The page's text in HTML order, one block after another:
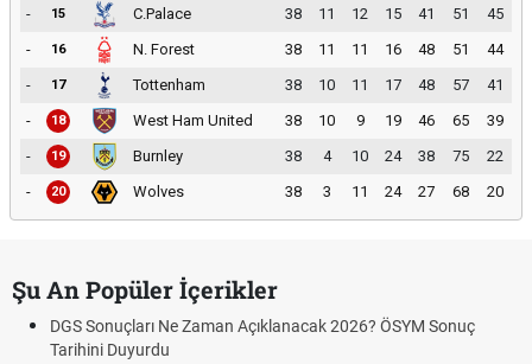
-
15 C.Palace 38 11 12 15 41 51
45
-
16 N. Forest 38 11 11 16 48 51
44
-
17 Tottenham 38 10 11 17 48 57
41
-
18 West Ham United 38 10 9 19 46 65
39
-
19 Burnley 38 4 10 24 38 75
22
-
20 Wolves 38 3 11 24 27 68 20
Şu An Popüler İçerikler
DGS Sonuçları Ne Zaman Açıklanacak 2026? ÖSYM Sonuç
Tarihini Duyurdu